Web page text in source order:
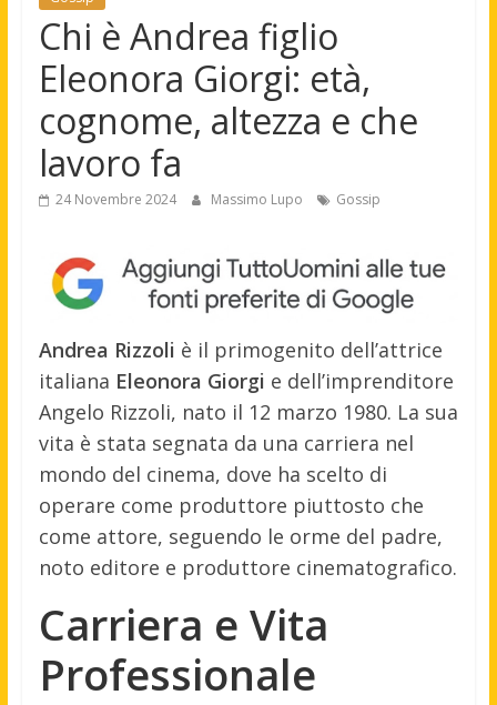
Chi è Andrea figlio
Eleonora Giorgi: età,
cognome, altezza e che
lavoro fa
24 Novembre 2024 Massimo Lupo Gossip
Andrea Rizzoli è il primogenito dell’attrice
italiana Eleonora Giorgi e dell’imprenditore
Angelo Rizzoli, nato il 12 marzo 1980. La sua
vita è stata segnata da una carriera nel
mondo del cinema, dove ha scelto di
operare come produttore piuttosto che
come attore, seguendo le orme del padre,
noto editore e produttore cinematografico.
Carriera e Vita
Professionale